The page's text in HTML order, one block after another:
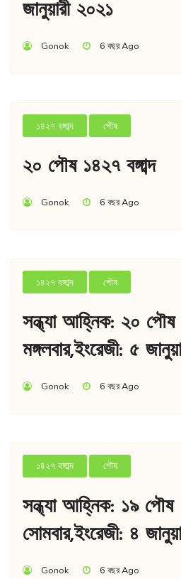
জানুয়ারী ২০২১
Gonok 6 বছর Ago
১৪২৭ বঙ্গাব্দ পৌষ
২০ পৌষ ১৪২৭ বঙ্গাব্দ
Gonok 6 বছর Ago
১৪২৭ বঙ্গাব্দ পৌষ
সন্ধ্যা আহ্নিক: ২০ পৌষ
মঙ্গলবার,ইংরেজী: ৫
Gonok 6 বছর Ago
১৪২৭ বঙ্গাব্দ পৌষ
সন্ধ্যা আহ্নিক: ১৯ পৌষ
সোমবার,ইংরেজী: ৪
Gonok 6 বছর Ago